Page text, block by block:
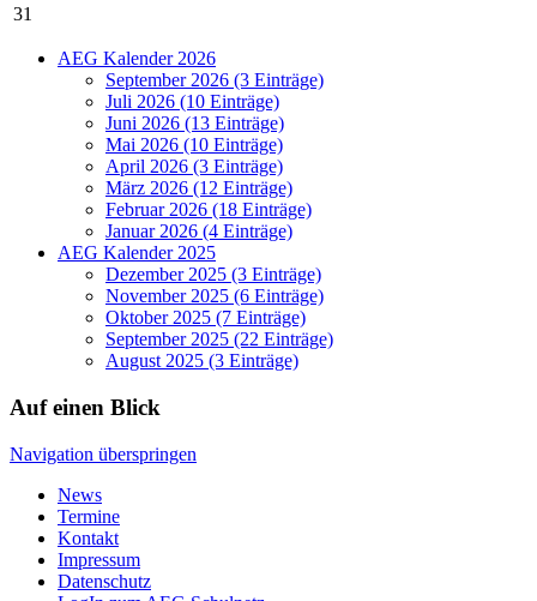
31
AEG Kalender 2026
September 2026 (3 Einträge)
Juli 2026 (10 Einträge)
Juni 2026 (13 Einträge)
Mai 2026 (10 Einträge)
April 2026 (3 Einträge)
März 2026 (12 Einträge)
Februar 2026 (18 Einträge)
Januar 2026 (4 Einträge)
AEG Kalender 2025
Dezember 2025 (3 Einträge)
November 2025 (6 Einträge)
Oktober 2025 (7 Einträge)
September 2025 (22 Einträge)
August 2025 (3 Einträge)
Auf einen Blick
Navigation überspringen
News
Termine
Kontakt
Impressum
Datenschutz